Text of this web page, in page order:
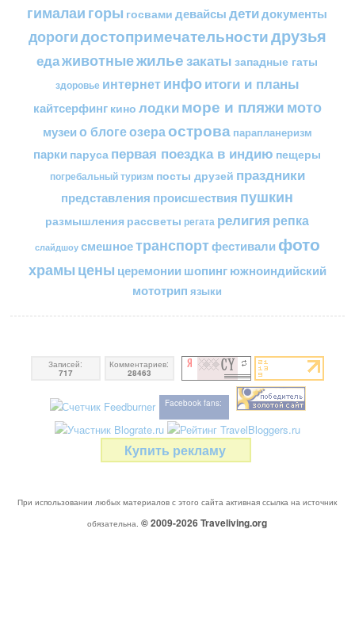
гималаи горы госвами девайсы детидокументы
дорогидостопримечательностидрузья
едаживотныежильезакаты западные гаты
здоровье интернетинфоитоги и планы
кайтсерфинг кино лодкиморе и пляжимото
музеи о блогеозераострова парапланеризм
парки паруса первая поездка в индию пещеры
погребальный туризм посты друзей праздники
представления происшествия пушкин
размышления рассветы регата религия репка
слайдшоу смешноетранспортфестивали фото
храмы цены церемонии шопингюжноиндийский
мототрип языки
Записей:
717
Комментариев:
28463
Facebook fans:
Купить рекламу
При использовании любых материалов с этого сайта активная ссылка на источник
обязательна. © 2009-2026Traveliving.org